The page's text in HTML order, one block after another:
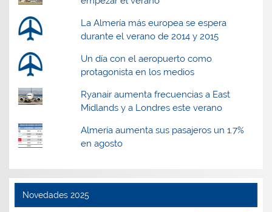
La Almería más europea se espera
durante el verano de 2014 y 2015
Un día con el aeropuerto como
protagonista en los medios
Ryanair aumenta frecuencias a East
Midlands y a Londres este verano
Almería aumenta sus pasajeros un 1.7%
en agosto
Novedades 2025